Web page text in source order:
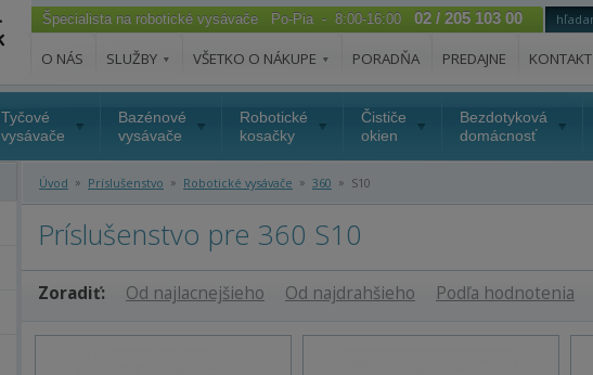
Špecialista na robotické vysávače Po-Pia - 8:00-16:00 02 / 205 103 00
O NÁS SLUŽBY VŠETKO O NÁKUPE PORADŇA PREDAJNE KONTAKT
Tyčové
vysávače
Bazénové
vysávače
Robotické
kosačky
Čističe
okien
Bezdotyková
domácnosť
Úvod » Príslušenstvo » Robotické vysávače » 360 » S10
Príslušenstvo pre 360 S10
Zoradiť: Od najlacnejšieho Od najdrahšieho Podľa hodnotenia